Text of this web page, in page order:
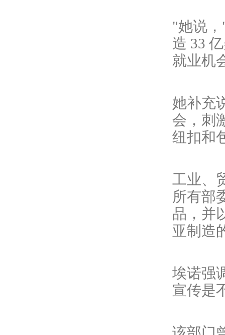
"她说
造 33
就业机
她补充
会，刺
纽扣和
工业、
所有部
品，并
亚制造
埃诺强
宣传是